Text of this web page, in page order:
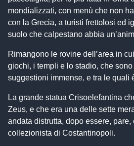
mondializzati, con menù che non
con la Grecia, a turisti frettolosi ed
suolo che calpestano abbia
Rimangono le rovine dell’area in
giochi, i templi e lo stadio, che
suggestioni immense, e tra le quali
La grande statua Crisoelefantina
Zeus, e che era una delle sette
andata distrutta, dopo essere, pare,
collezionista di Costantinopoli.